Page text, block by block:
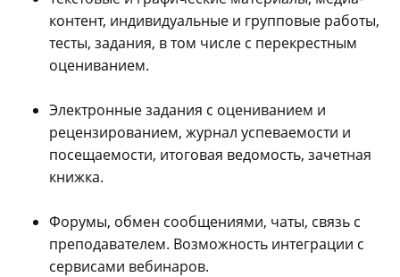
контент, индивидуальные и групповые работы,
тесты, задания, в том числе с перекрестным
оцениванием.
Электронные задания с оцениванием и
рецензированием, журнал успеваемости и
посещаемости, итоговая ведомость, зачетная
книжка.
Форумы, обмен сообщениями, чаты, связь с
преподавателем. Возможность интеграции с
сервисами вебинаров.